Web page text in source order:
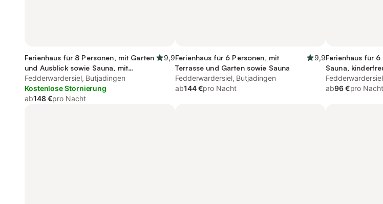
Ferienhaus für 8 Personen, mit Garten
und Ausblick sowie Sauna, mit
Haustier
9,9
Fedderwardersiel, Butjadingen
Kostenlose Stornierung
ab148 €pro Nacht
Ferienhaus für 6 Personen, mit
Terrasse und Garten sowie Sauna
9,9
Fedderwardersiel, Butjadingen
ab144 €pro Nacht
Ferienhaus für
Sauna,
ab96 €pro Nacht